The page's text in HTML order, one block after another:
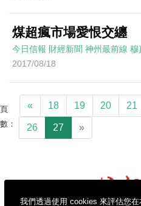
我們透過使用 cookies 來評估您在
煤超瘋市場愛恨交纏
今日信報 財經新聞 神州最前線 穆
2017/08/18
頁
數：
« 18 19 20 21
26 27 »